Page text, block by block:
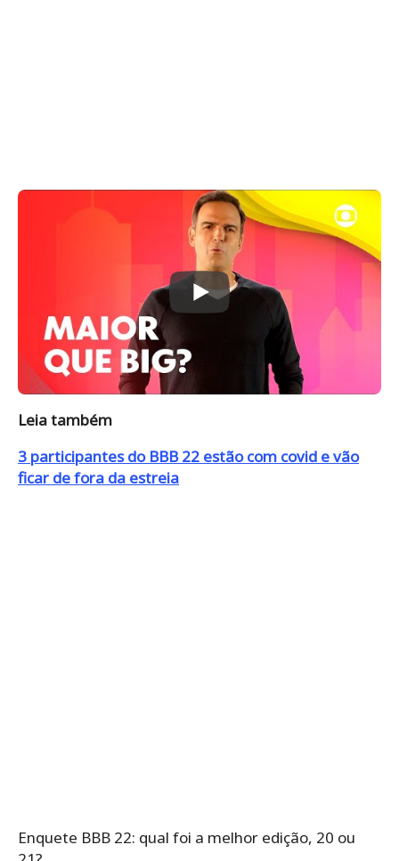
Leia também
3 participantes do BBB 22 estão com covid e vão
ficar de fora da estreia
Enquete BBB 22: qual foi a melhor edição, 20 ou